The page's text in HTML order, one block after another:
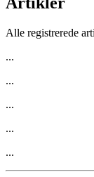
Alle registrerede
...
...
...
...
...